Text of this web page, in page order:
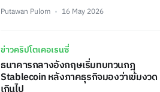
Putawan Pulom 16 May 2026
ข่าวคริปโตเคอเรนซี่
ธนาคารกลางอังกฤษเริ่มทบทวนกฎ
Stablecoin หลังภาคธุรกิจมองว่าเข้มงวด